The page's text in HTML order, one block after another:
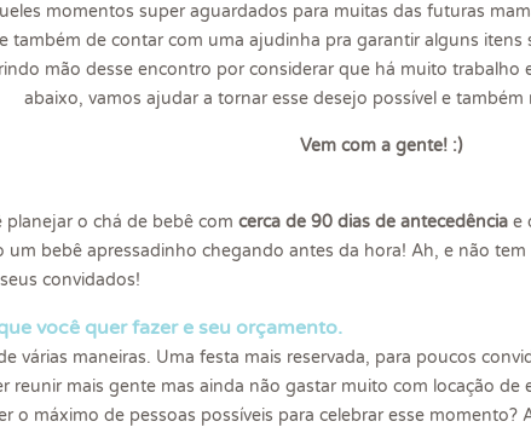
momentos super aguardados para muitas das futuras
também de contar com uma ajudinha pra garantir alguns
mão desse encontro por considerar que há muito trabalho
abaixo, vamos ajudar a tornar esse desejo possível e também
Vem com a gente! :)
o chá de bebê com cerca de 90 dias de antecedência e
um bebê apressadinho chegando antes da hora! Ah, e não
convidados!
você quer fazer e seu orçamento.
várias maneiras. Uma festa mais reservada, para poucos
reunir mais gente mas ainda não gastar muito com locação de
o máximo de pessoas possíveis para celebrar esse